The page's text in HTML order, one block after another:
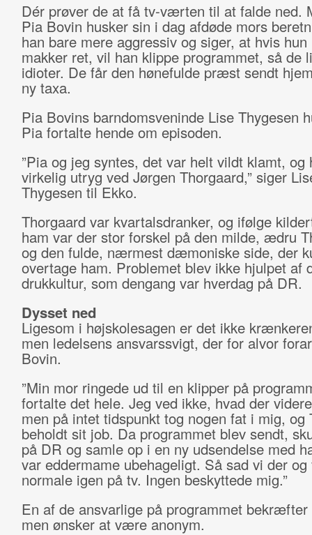
Dér prøver de at få tv-værten til at falde ned.
Pia Bovin husker sin i dag afdøde mors
han bare mere aggressiv og siger, at hvis hun
makker ret, vil han klippe programmet, så de
idioter. De får den hønefulde præst sendt
ny taxa.
Pia Bovins barndomsveninde Lise Thygesen
Pia fortalte hende om episoden.
”Pia og jeg syntes, det var helt vildt klamt, og
virkelig utryg ved Jørgen Thorgaard,” siger
Thygesen til Ekko.
Thorgaard var kvartalsdranker, og ifølge
ham var der stor forskel på den milde, ædru
og den fulde, nærmest dæmoniske side, der
overtage ham. Problemet blev ikke hjulpet af
drukkultur, som dengang var hverdag på DR.
Dysset ned
Ligesom i højskolesagen er det ikke
men ledelsens ansvarssvigt, der for alvor
Bovin.
”Min mor ringede ud til en klipper på
fortalte det hele. Jeg ved ikke, hvad der
men på intet tidspunkt tog nogen fat i mig, og
beholdt sit job. Da programmet blev sendt,
på DR og samle op i en ny udsendelse med
var eddermame ubehageligt. Så sad vi der og
normale igen på tv. Ingen beskyttede mig.”
En af de ansvarlige på programmet bekræfter
men ønsker at være anonym.